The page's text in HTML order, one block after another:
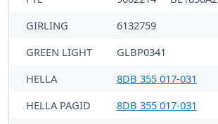
GIRLING
6132759
GREEN LIGHT
GLBP0341
HELLA
8DB 355 017-031
HELLA PAGID
8DB 355 017-031